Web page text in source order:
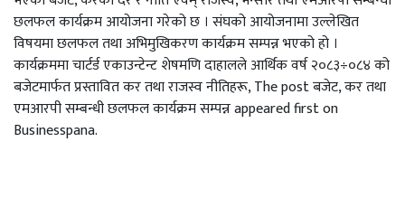
छलफल कार्यक्रम आयोजना गरेको छ । संघको आयोजनामा उल्लेखित
विषयमा छलफल तथा अभिमुखिकरण कार्यक्रम सम्पन्न भएको हो ।
कार्यक्रममा चार्टर्ड एकाउन्टेन्ट शेषमणि दाहालले आर्थिक वर्ष २०८३÷०८४ को
बजेटमार्फत प्रस्तावित कर तथा राजस्व नीतिहरू, The post बजेट, कर तथा
एमआरपी सम्बन्धी छलफल कार्यक्रम सम्पन्न appeared first on
Businesspana.